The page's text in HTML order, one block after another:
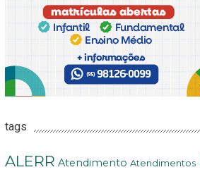
tags
ALERR Atendimento Atendimentos